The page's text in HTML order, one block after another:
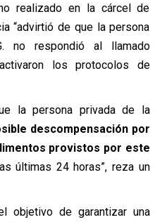
realizado en la cárcel de
“advirtió de que la persona
no respondió al llamado
los protocolos de
la persona privada de la
descompensación por
provistos por este
últimas 24 horas”, reza un
objetivo de garantizar una